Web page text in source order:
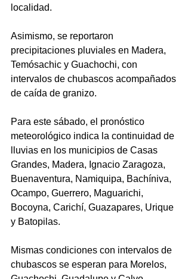
localidad.
Asimismo, se reportaron
precipitaciones pluviales en Madera,
Temósachic y Guachochi, con
intervalos de chubascos acompañados
de caída de granizo.
Para este sábado, el pronóstico
meteorológico indica la continuidad de
lluvias en los municipios de Casas
Grandes, Madera, Ignacio Zaragoza,
Buenaventura, Namiquipa, Bachíniva,
Ocampo, Guerrero, Maguarichi,
Bocoyna, Carichí, Guazapares, Urique
y Batopilas.
Mismas condiciones con intervalos de
chubascos se esperan para Morelos,